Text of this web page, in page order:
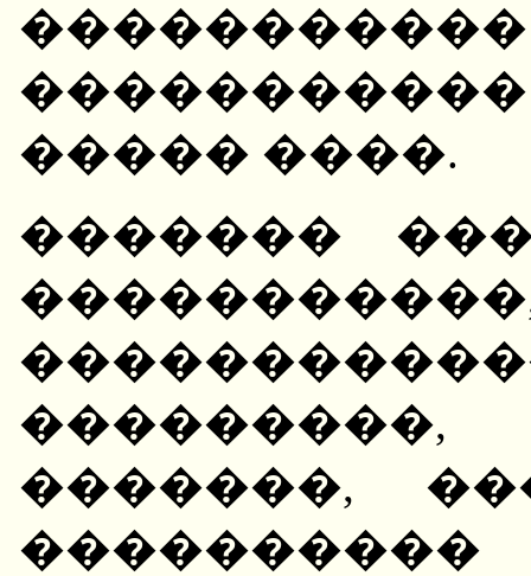
����� ����.
�������
���������,
�������,